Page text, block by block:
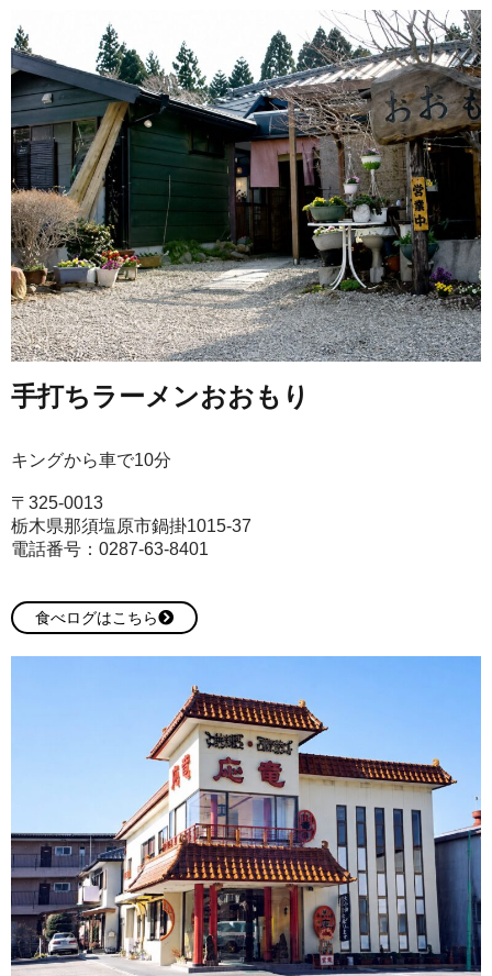
手打ちラーメンおおもり
キングから車で10分
〒325-0013
栃木県那須塩原市鍋掛1015-37
電話番号：0287-63-8401
食べログはこちら